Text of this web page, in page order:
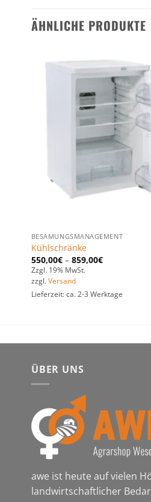
ÄHNLICHE PRODUKTE
BESAMUNGSMANAGEMENT
Kühlschränke
550,00€– 859,00€
Zzgl. 19% MwSt.
zzgl. Versand
Lieferzeit: ca. 2-3 Werktage
ÜBER UNS
awe ist heute auf vielen
landwirtschaftlicher